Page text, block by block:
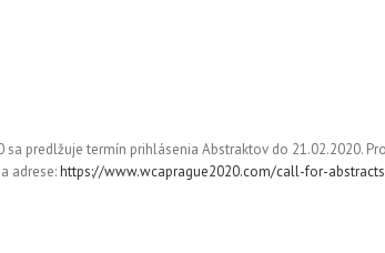
sa predlžuje termín prihlásenia Abstraktov do 21.02.2020.
adrese:https://www.wcaprague2020.com/call-for-abstracts